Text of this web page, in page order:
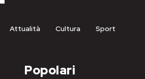
Attualità Cultura Sport
Popolari